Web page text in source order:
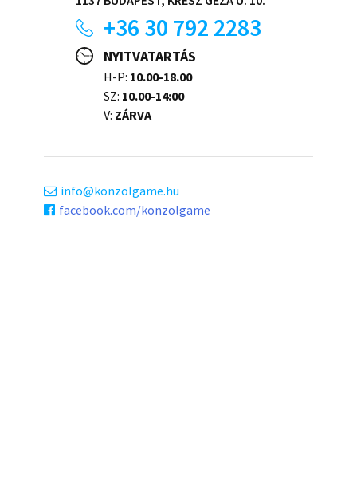
+36 30 792 2283
NYITVATARTÁS
H-P: 10.00-18.00
SZ: 10.00-14:00
V: ZÁRVA
info
konzolgame.hu
facebook.com/konzolgame